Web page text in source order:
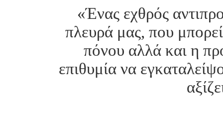
«Ένας εχθρός
πλευρά μας, που
πόνου αλλά και η
επιθυμία να